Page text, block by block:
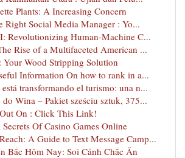
Plants: A Increasing Concern
Right Social Media Manager : Yo...
Revolutionizing Human-Machine C...
Rise of a Multifaceted American ...
Your Wood Stripping Solution
Information On how to rank in a...
transformando el turismo: una n...
Wina – Pakiet sześciu sztuk, 375...
On : Click This Link!
Of Casino Games Online
A Guide to Text Message Camp...
Bắc Hôm Nay: Soi Cảnh Chắc Ăn